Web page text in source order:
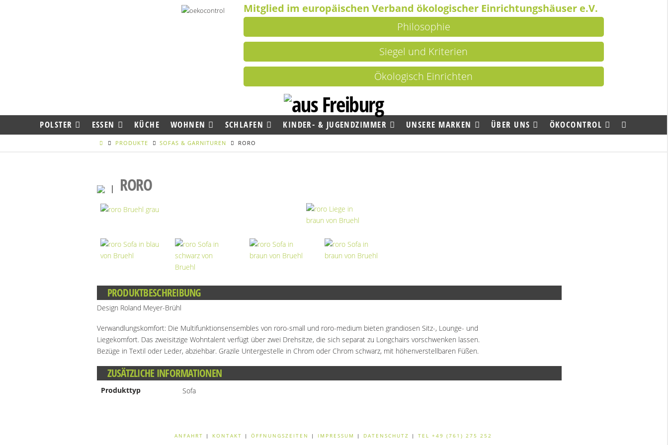
Mitglied im europäischen Verband ökologischer Einrichtungshäuser e.V.
Philosophie
Siegel und Kriterien
Ökologisch Einrichten
POLSTER ESSEN KÜCHE WOHNEN SCHLAFEN KINDER- & JUGENDZIMMER UNSERE MARKEN ÜBER UNS ÖKOCONTROL
PRODUKTE SOFAS & GARNITUREN RORO
RORO
PRODUKTBESCHREIBUNG
Design Roland Meyer-Brühl
Verwandlungskomfort: Die Multifunktionsensembles von roro-small und roro-medium bieten grandiosen Sitz-, Lounge- und
Liegekomfort. Das zweisitzige Wohntalent verfügt über zwei Drehsitze, die sich separat zu Longchairs vorschwenken lassen.
Bezüge in Textil oder Leder, abziehbar. Grazile Untergestelle in Chrom oder Chrom schwarz, mit höhenverstellbaren Füßen.
ZUSÄTZLICHE INFORMATIONEN
Produkttyp Sofa
ANFAHRT | KONTAKT |ÖFFNUNGSZEITEN | IMPRESSUM | DATENSCHUTZ |TEL +49 (761) 275 252